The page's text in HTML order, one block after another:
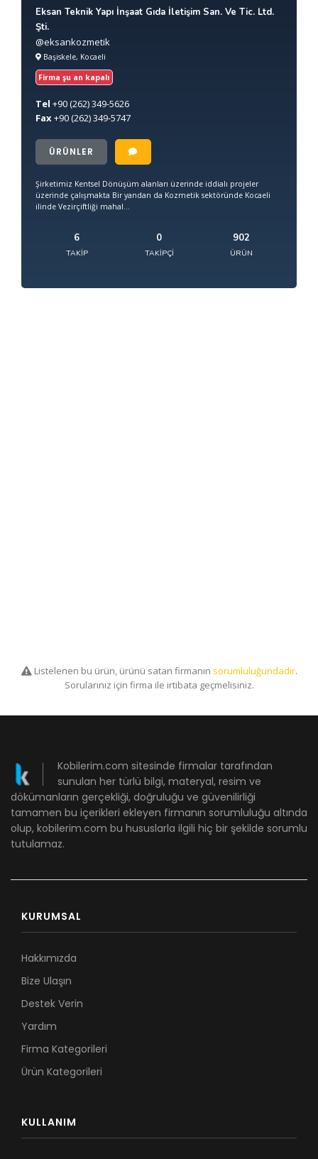
Eksan Teknik Yapı İnşaat Gıda İletişim San. Ve Tic. Ltd.
Şti.
@eksankozmetik
Başiskele, Kocaeli
Firma şu an kapalı
Tel +90(262) 349-5626
Fax+90(262) 349-5747
ÜRÜNLER
Şirketimiz Kentsel Dönüşüm alanları üzerinde iddialı projeler
üzerinde çalışmakta Bir yandan da Kozmetik sektöründe Kocaeli
ilinde Vezirçiftliği mahal...
6
TAKIP
0
TAKIPÇI
902
ÜRÜN
Listelenen bu ürün, ürünü satan firmanın sorumluluğundadır.
Sorularınız için firma ile irtibata geçmelisiniz.
Kobilerim.com sitesinde firmalar tarafından
sunulan her türlü bilgi, materyal, resim ve
dökümanların gerçekliği, doğruluğu ve güvenilirliği
tamamen bu içerikleri ekleyen firmanın sorumluluğu altında
olup, kobilerim.com bu hususlarla ilgili hiç bir şekilde sorumlu
tutulamaz.
KURUMSAL
Hakkımızda
Bize Ulaşın
Destek Verin
Yardım
Firma Kategorileri
Ürün Kategorileri
KULLANIM